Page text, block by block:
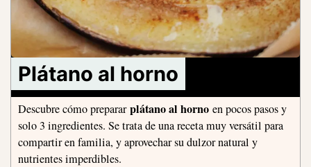
Plátano al horno
Descubre cómo prepararplátano al horno en pocos pasos y
solo 3 ingredientes. Se trata de una receta muy versátil para
compartir en familia, y aprovechar su dulzor natural y
nutrientes imperdibles.